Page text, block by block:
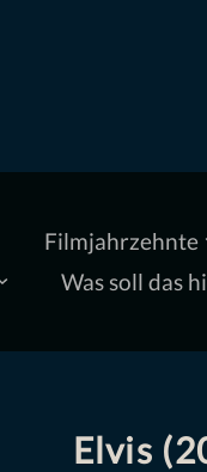
Filmjahrzehnte
Was soll das
Elvis